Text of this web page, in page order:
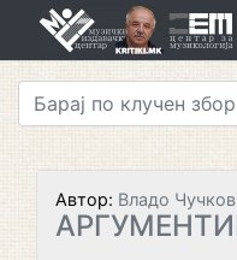
Автор: Владо Чучков